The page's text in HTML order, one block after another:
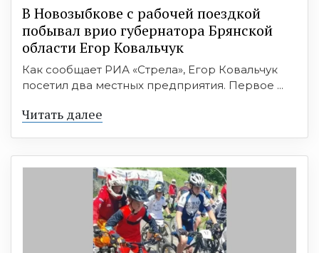
В Новозыбкове с рабочей поездкой
побывал врио губернатора Брянской
области Егор Ковальчук
Как сообщает РИА «Стрела», Егор Ковальчук
посетил два местных предприятия. Первое ...
Читать далее